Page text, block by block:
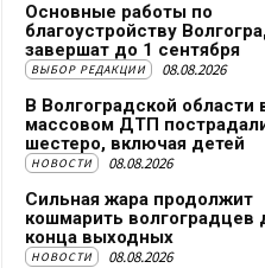
Основные работы по
благоустройству
завершат до 1 сентября
ВЫБОР РЕДАКЦИИ 08.08.2026
В Волгоградской области
массовом ДТП
шестеро, включая детей
НОВОСТИ 08.08.2026
Сильная жара продолжит
кошмарить волгоградцев
конца выходных
НОВОСТИ 08.08.2026